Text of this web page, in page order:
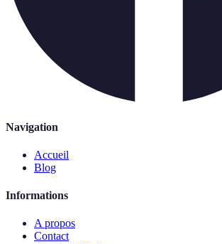
Navigation
Accueil
Blog
Informations
A propos
Contact